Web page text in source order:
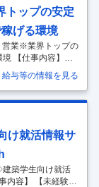
企業、関連団体、
ンス・セミナーを
トップの安定
げる環境
営業※業界トップの
【仕事内容】
定性！／未経験
内容】 ～知名度・
◎業界トップシェ
3年目平均年収626
の概要 当社が全
て下記の業務を担
セミナーや資格ガ
給与等の情報を見る
け就活情報サ
築学生向け就活
容】 【未経験歓